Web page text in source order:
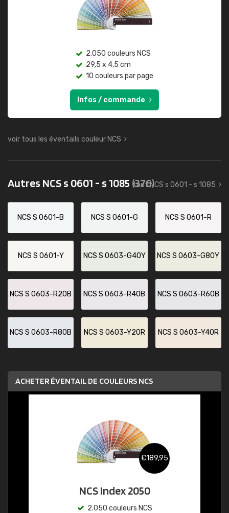
2.050 couleurs NCS
29,5 x 4,5 cm
10 couleurs par page
Infos / commande
voir tous les éventails couleur NCS
Autres NCS s 0601 - s 1085 (376)
tout NCS s 0601 - s 1085
NCS S 0601-B NCS S 0601-G NCS S 0601-R
NCS S 0601-Y NCS S 0603-G40Y NCS S 0603-G80Y
NCS S 0603-R20B NCS S 0603-R40B NCS S 0603-R60B
NCS S 0603-R80B NCS S 0603-Y20R NCS S 0603-Y40R
ACHETER ÉVENTAIL DE COULEURS NCS
€189,95
NCS Index 2050
2.050 couleurs NCS